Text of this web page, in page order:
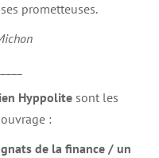
prometteuses.
Hyppolite sont les
:
de la finance / un